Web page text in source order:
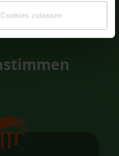
zulassen